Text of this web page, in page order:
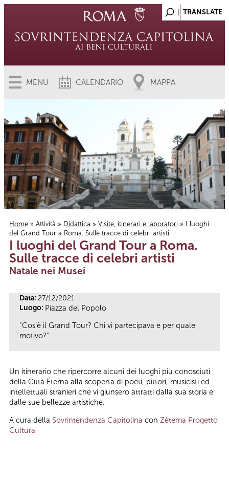
MENU CALENDARIO MAPPA
Tu sei qui
Home » Attività » Didattica » Visite, itinerari e laboratori » I luoghi
del Grand Tour a Roma. Sulle tracce di celebri artisti
I luoghi del Grand Tour a Roma.
Sulle tracce di celebri artisti
Natale nei Musei
Data: 27/12/2021
Luogo: Piazza del Popolo
"Cos’è il Grand Tour? Chi vi partecipava e per quale
motivo?"
Un itinerario che ripercorre alcuni dei luoghi più conosciuti
della Città Eterna alla scoperta di poeti, pittori, musicisti ed
intellettuali stranieri che vi giunsero attratti dalla sua storia e
dalle sue bellezze artistiche.
A cura della Sovrintendenza Capitolina con Zètema Progetto
Cultura